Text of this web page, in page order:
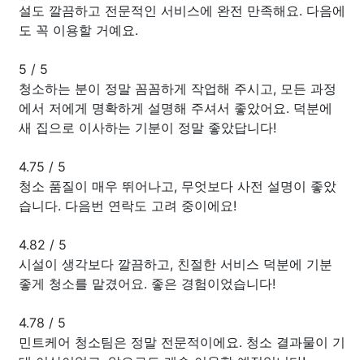
설도 깔끔하고 전문적인 서비스에 완전 만족해요. 다음에
도 꼭 이용할 거예요.
5 / 5
청소하는 분이 정말 꼼꼼하게 작업해 주시고, 모든 과정
에서 저에게 명확하게 설명해 주셔서 좋았어요. 덕분에
새 집으로 이사하는 기분이 정말 좋았답니다!
4.75 / 5
청소 품질이 매우 뛰어나고, 무엇보다 사전 설명이 좋았
습니다. 다음번 연락도 고려 중이에요!
4.82 / 5
시설이 생각보다 깔끔하고, 친절한 서비스 덕분에 기분
좋게 청소를 맡겼어요. 좋은 경험이었습니다!
4.78 / 5
민트케어 청소팀은 정말 전문적이에요. 청소 결과물이 기